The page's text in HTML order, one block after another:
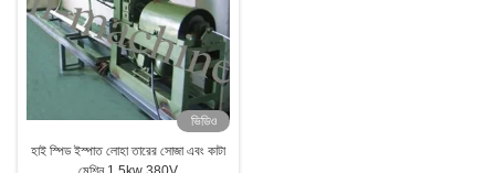
ভিডিও
হাই স্পিড ইস্পাত লোহা তারের সোজা এবং কাটা